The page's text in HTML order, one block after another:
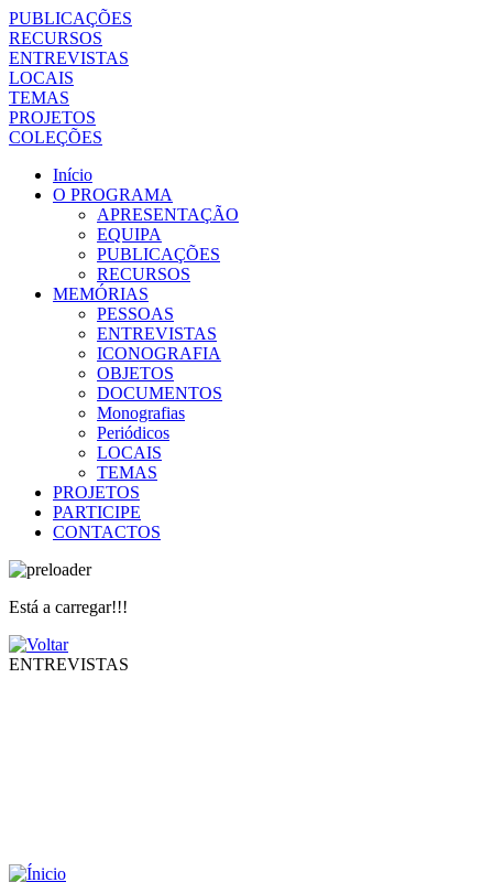
PUBLICAÇÕES
RECURSOS
ENTREVISTAS
LOCAIS
TEMAS
PROJETOS
COLEÇÕES
Início
O PROGRAMA
APRESENTAÇÃO
EQUIPA
PUBLICAÇÕES
RECURSOS
MEMÓRIAS
PESSOAS
ENTREVISTAS
ICONOGRAFIA
OBJETOS
DOCUMENTOS
Monografias
Periódicos
LOCAIS
TEMAS
PROJETOS
PARTICIPE
CONTACTOS
Está a carregar!!!
ENTREVISTAS